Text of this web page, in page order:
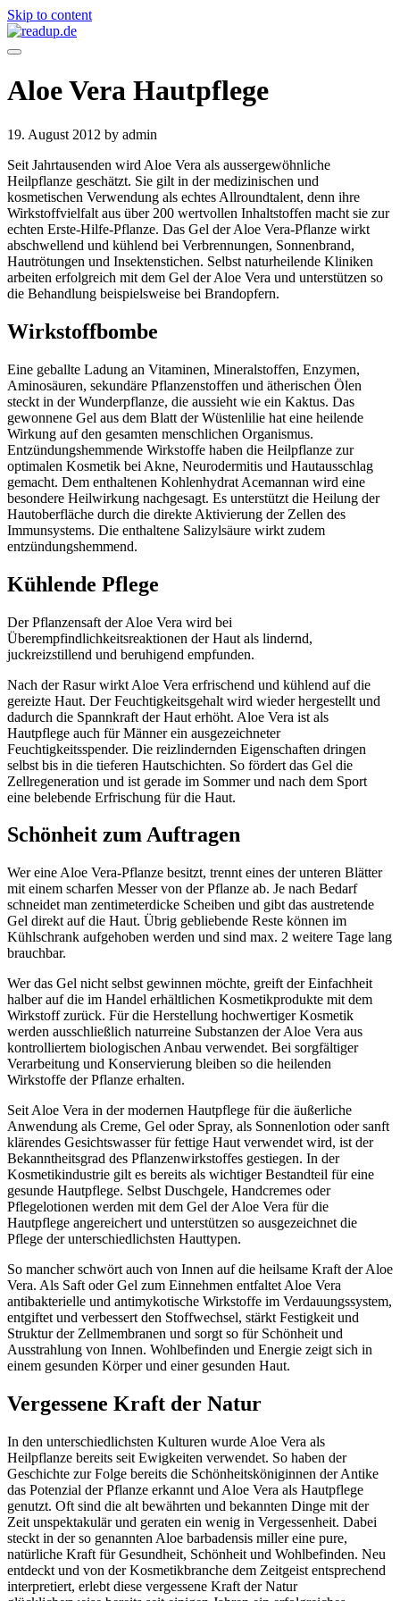
Skip to content
Aloe Vera Hautpflege
19. August 2012 by admin
Seit Jahrtausenden wird Aloe Vera als aussergewöhnliche
Heilpflanze geschätzt. Sie gilt in der medizinischen und
kosmetischen Verwendung als echtes Allroundtalent, denn ihre
Wirkstoffvielfalt aus über 200 wertvollen Inhaltstoffen macht sie zur
echten Erste-Hilfe-Pflanze. Das Gel der Aloe Vera-Pflanze wirkt
abschwellend und kühlend bei Verbrennungen, Sonnenbrand,
Hautrötungen und Insektenstichen. Selbst naturheilende Kliniken
arbeiten erfolgreich mit dem Gel der Aloe Vera und unterstützen so
die Behandlung beispielsweise bei Brandopfern.
Wirkstoffbombe
Eine geballte Ladung an Vitaminen, Mineralstoffen, Enzymen,
Aminosäuren, sekundäre Pflanzenstoffen und ätherischen Ölen
steckt in der Wunderpflanze, die aussieht wie ein Kaktus. Das
gewonnene Gel aus dem Blatt der Wüstenlilie hat eine heilende
Wirkung auf den gesamten menschlichen Organismus.
Entzündungshemmende Wirkstoffe haben die Heilpflanze zur
optimalen Kosmetik bei Akne, Neurodermitis und Hautausschlag
gemacht. Dem enthaltenen Kohlenhydrat Acemannan wird eine
besondere Heilwirkung nachgesagt. Es unterstützt die Heilung der
Hautoberfläche durch die direkte Aktivierung der Zellen des
Immunsystems. Die enthaltene Salizylsäure wirkt zudem
entzündungshemmend.
Kühlende Pflege
Der Pflanzensaft der Aloe Vera wird bei
Überempfindlichkeitsreaktionen der Haut als lindernd,
juckreizstillend und beruhigend empfunden.
Nach der Rasur wirkt Aloe Vera erfrischend und kühlend auf die
gereizte Haut. Der Feuchtigkeitsgehalt wird wieder hergestellt und
dadurch die Spannkraft der Haut erhöht. Aloe Vera ist als
Hautpflege auch für Männer ein ausgezeichneter
Feuchtigkeitsspender. Die reizlindernden Eigenschaften dringen
selbst bis in die tieferen Hautschichten. So fördert das Gel die
Zellregeneration und ist gerade im Sommer und nach dem Sport
eine belebende Erfrischung für die Haut.
Schönheit zum Auftragen
Wer eine Aloe Vera-Pflanze besitzt, trennt eines der unteren Blätter
mit einem scharfen Messer von der Pflanze ab. Je nach Bedarf
schneidet man zentimeterdicke Scheiben und gibt das austretende
Gel direkt auf die Haut. Übrig gebliebende Reste können im
Kühlschrank aufgehoben werden und sind max. 2 weitere Tage lang
brauchbar.
Wer das Gel nicht selbst gewinnen möchte, greift der Einfachheit
halber auf die im Handel erhältlichen Kosmetikprodukte mit dem
Wirkstoff zurück. Für die Herstellung hochwertiger Kosmetik
werden ausschließlich naturreine Substanzen der Aloe Vera aus
kontrolliertem biologischen Anbau verwendet. Bei sorgfältiger
Verarbeitung und Konservierung bleiben so die heilenden
Wirkstoffe der Pflanze erhalten.
Seit Aloe Vera in der modernen Hautpflege für die äußerliche
Anwendung als Creme, Gel oder Spray, als Sonnenlotion oder sanft
klärendes Gesichtswasser für fettige Haut verwendet wird, ist der
Bekanntheitsgrad des Pflanzenwirkstoffes gestiegen. In der
Kosmetikindustrie gilt es bereits als wichtiger Bestandteil für eine
gesunde Hautpflege. Selbst Duschgele, Handcremes oder
Pflegelotionen werden mit dem Gel der Aloe Vera für die
Hautpflege angereichert und unterstützen so ausgezeichnet die
Pflege der unterschiedlichsten Hauttypen.
So mancher schwört auch von Innen auf die heilsame Kraft der Aloe
Vera. Als Saft oder Gel zum Einnehmen entfaltet Aloe Vera
antibakterielle und antimykotische Wirkstoffe im Verdauungssystem,
entgiftet und verbessert den Stoffwechsel, stärkt Festigkeit und
Struktur der Zellmembranen und sorgt so für Schönheit und
Ausstrahlung von Innen. Wohlbefinden und Energie zeigt sich in
einem gesunden Körper und einer gesunden Haut.
Vergessene Kraft der Natur
In den unterschiedlichsten Kulturen wurde Aloe Vera als
Heilpflanze bereits seit Ewigkeiten verwendet. So haben der
Geschichte zur Folge bereits die Schönheitsköniginnen der Antike
das Potenzial der Pflanze erkannt und Aloe Vera als Hautpflege
genutzt. Oft sind die alt bewährten und bekannten Dinge mit der
Zeit unspektakulär und geraten ein wenig in Vergessenheit. Dabei
steckt in der so genannten Aloe barbadensis miller eine pure,
natürliche Kraft für Gesundheit, Schönheit und Wohlbefinden. Neu
entdeckt und von der Kosmetikbranche dem Zeitgeist entsprechend
interpretiert, erlebt diese vergessene Kraft der Natur